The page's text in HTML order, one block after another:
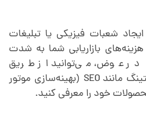
شعبات فیزیکی یا تبلیغات
هزینه‌های بازاریابی شما به شدت
عوض، می‌توانید از طریق
استراتژی‌های دیجیتال مارکتینگ مانند SEO (بهینه‌سازی موتور
خود را معرفی کنید.